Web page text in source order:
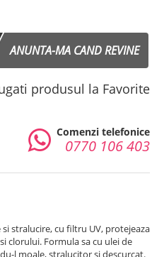
ANUNTA-MA CAND REVINE
produsul la Favorite
Comenzi telefonice
0770 106 403
stralucire, cu filtru UV, protejeaza
clorului. Formula sa cu ulei de
l moale, stralucitor si descurcat.